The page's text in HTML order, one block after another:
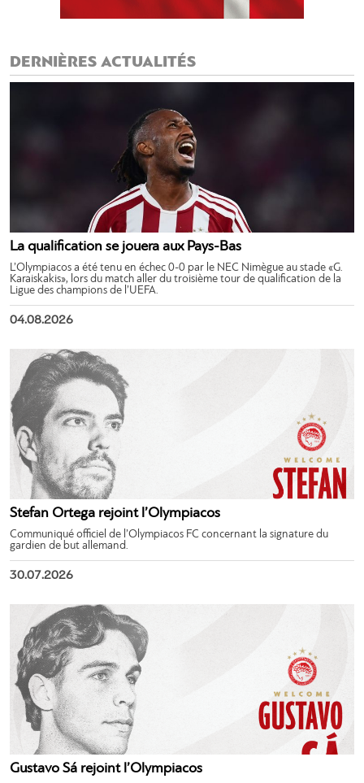
DERNIÈRES ACTUALITÉS
La qualification se jouera aux Pays-Bas
L’Olympiacos a été tenu en échec 0-0 par le NEC Nimègue au stade «G.
Karaiskakis», lors du match aller du troisième tour de qualification de la
Ligue des champions de l’UEFA.
04.08.2026
Stefan Ortega rejoint l’Olympiacos
Communiqué officiel de l’Olympiacos FC concernant la signature du
gardien de but allemand.
30.07.2026
Gustavo Sá rejoint l’Olympiacos